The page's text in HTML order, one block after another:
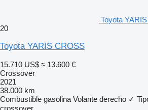
Toyota
20
Toyota YARIS CROSS
15.710 US$ ≈ 13.600 €
Crossover
2021
38.000 km
Combustible gasolina Volante derecho ✓